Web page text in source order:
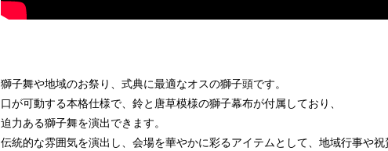
獅子舞や地域のお祭り、式典に最適なオスの獅子頭です。
口が可動する本格仕様で、鈴と唐草模様の獅子幕布が付属しており、
迫力ある獅子舞を演出できます。
伝統的な雰囲気を演出し、会場を華やかに彩るアイテムとして、地域行事や祝